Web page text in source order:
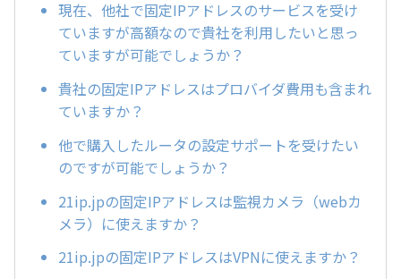
現在、他社で固定IPアドレスのサービスを受け
ていますが高額なので貴社を利用したいと思っ
ていますが可能でしょうか？
貴社の固定IPアドレスはプロバイダ費用も含まれ
ていますか？
他で購入したルータの設定サポートを受けたい
のですが可能でしょうか？
21ip.jpの固定IPアドレスは監視カメラ（webカ
メラ）に使えますか？
21ip.jpの固定IPアドレスはVPNに使えますか？